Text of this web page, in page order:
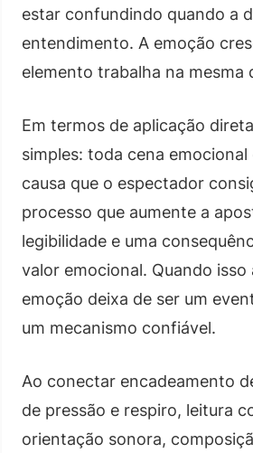
estar confundindo quando a
entendimento. A emoção
elemento trabalha na mesma
Em termos de aplicação
simples: toda cena emocional
causa que o espectador
processo que aumente a
legibilidade e uma
valor emocional. Quando isso
emoção deixa de ser um
um mecanismo confiável.
Ao conectar encadeamento
de pressão e respiro, leitura
orientação sonora,